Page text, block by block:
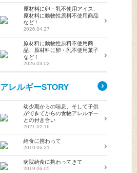
原材料に卵・乳不使用アイス、
原材料に動物性原料不使用商品
など！
2026.04.27
原材料に動物性原料不使用商
品、原材料に卵・乳不使用菓子
など！
2026.03.02
アレルギーSTORY
幼少期からの喘息、そして子供
ができてからの食物アレルギー
との付き合い
2021.02.16
給食に携わって
2019.06.21
病院給食に携わってきて
2019.06.05